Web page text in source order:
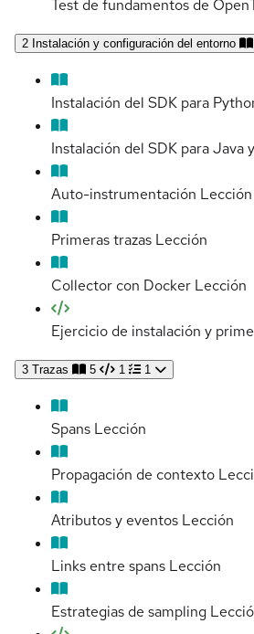
Test de fundamentos de
2 Instalación y configuración del entorno
Instalación del SDK para
Instalación del SDK para Java
Auto-instrumentación Lección
Primeras trazas Lección
Collector con Docker Lección
Ejercicio de instalación y
3 Trazas 5 1 1
Spans Lección
Propagación de contexto
Atributos y eventos Lección
Links entre spans Lección
Estrategias de sampling